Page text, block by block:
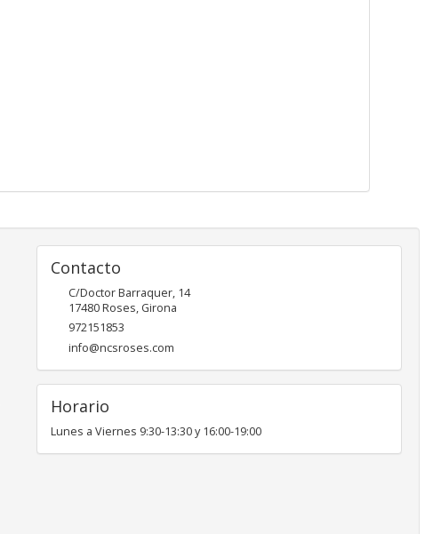
Contacto
C/Doctor Barraquer, 14
17480Roses, Girona
972151853
info@ncsroses.com
Horario
Lunes a Viernes 9:30-13:30 y 16:00-19:00